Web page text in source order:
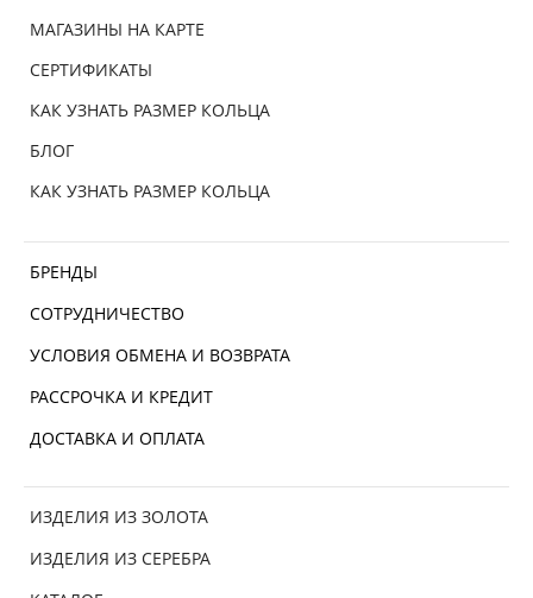
МАГАЗИНЫ НА КАРТЕ
СЕРТИФИКАТЫ
КАК УЗНАТЬ РАЗМЕР КОЛЬЦА
БЛОГ
КАК УЗНАТЬ РАЗМЕР КОЛЬЦА
БРЕНДЫ
СОТРУДНИЧЕСТВО
УСЛОВИЯ ОБМЕНА И ВОЗВРАТА
РАССРОЧКА И КРЕДИТ
ДОСТАВКА И ОПЛАТА
ИЗДЕЛИЯ ИЗ ЗОЛОТА
ИЗДЕЛИЯ ИЗ СЕРЕБРА